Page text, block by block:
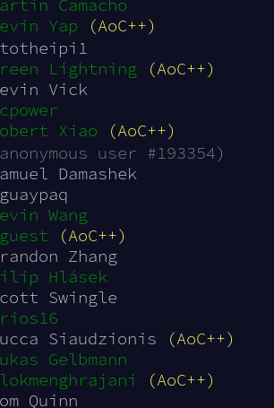
Camacho
Yap
(AoC++)
Lightning
(AoC++)
Vick
Xiao
(AoC++)
user #193354)
Damashek
Wang
(AoC++)
Zhang
Hlásek
Swingle
Siaudzionis
(AoC++)
Gelbmann
(AoC++)
Quinn